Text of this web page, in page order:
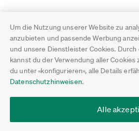
Um die Nutzung unserer Website zu
anzubieten und passende Werbung
und unsere Dienstleister Cookies. Durch
kannst du der Verwendung aller
du unter «konfigurieren», alle Details
Datenschutzhinweisen.
Alle